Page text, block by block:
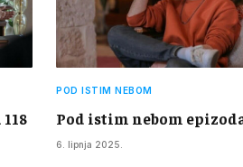
POD ISTIM NEBOM
Pod istim nebom
6. lipnja 2025.